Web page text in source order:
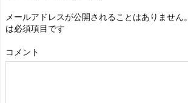
メールアドレスが公開されることはありません。
は必須項目です
コメント